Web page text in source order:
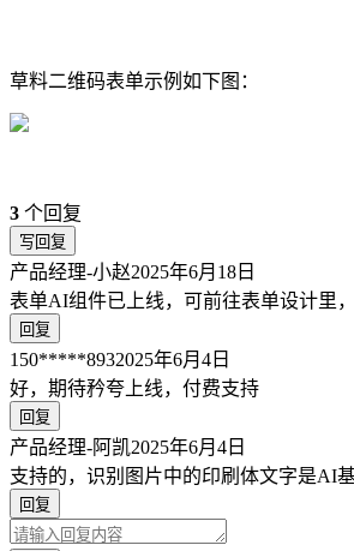
草料二维码表单示例如下图：
3 个回复
写回复
产品经理-小赵2025年6月18日
表单AI组件已上线，可前往表单设计里
回复
150*****8932025年6月4日
好，期待矜夸上线，付费支持
回复
产品经理-阿凯2025年6月4日
支持的，识别图片中的印刷体文字是AI
回复